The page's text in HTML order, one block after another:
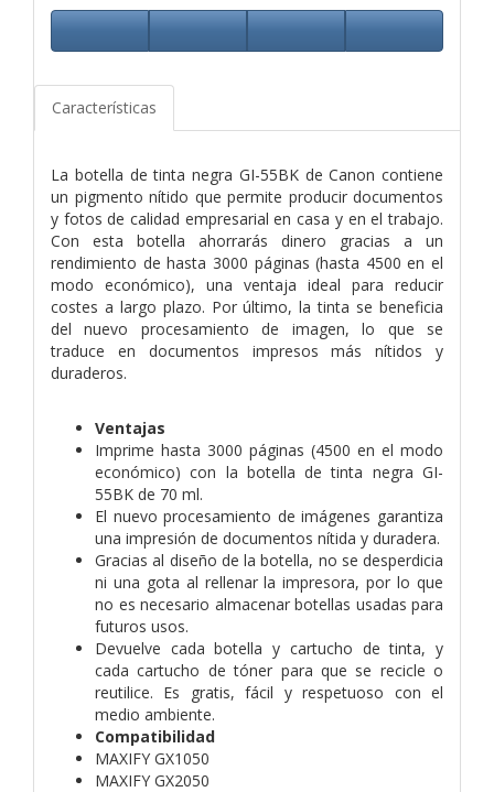
Características
La botella de tinta negra GI-55BK de Canon contiene
un pigmento nítido que permite producir documentos
y fotos de calidad empresarial en casa y en el trabajo.
Con esta botella ahorrarás dinero gracias a un
rendimiento de hasta 3000 páginas (hasta 4500 en el
modo económico), una ventaja ideal para reducir
costes a largo plazo. Por último, la tinta se beneficia
del nuevo procesamiento de imagen, lo que se
traduce en documentos impresos más nítidos y
duraderos.
Ventajas
Imprime hasta 3000 páginas (4500 en el modo
económico) con la botella de tinta negra GI-
55BK de 70 ml.
El nuevo procesamiento de imágenes garantiza
una impresión de documentos nítida y duradera.
Gracias al diseño de la botella, no se desperdicia
ni una gota al rellenar la impresora, por lo que
no es necesario almacenar botellas usadas para
futuros usos.
Devuelve cada botella y cartucho de tinta, y
cada cartucho de tóner para que se recicle o
reutilice. Es gratis, fácil y respetuoso con el
medio ambiente.
Compatibilidad
MAXIFY GX1050
MAXIFY GX2050